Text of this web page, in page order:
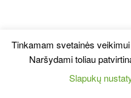
Tinkamam svetainės
Naršydami toliau
Slapukų